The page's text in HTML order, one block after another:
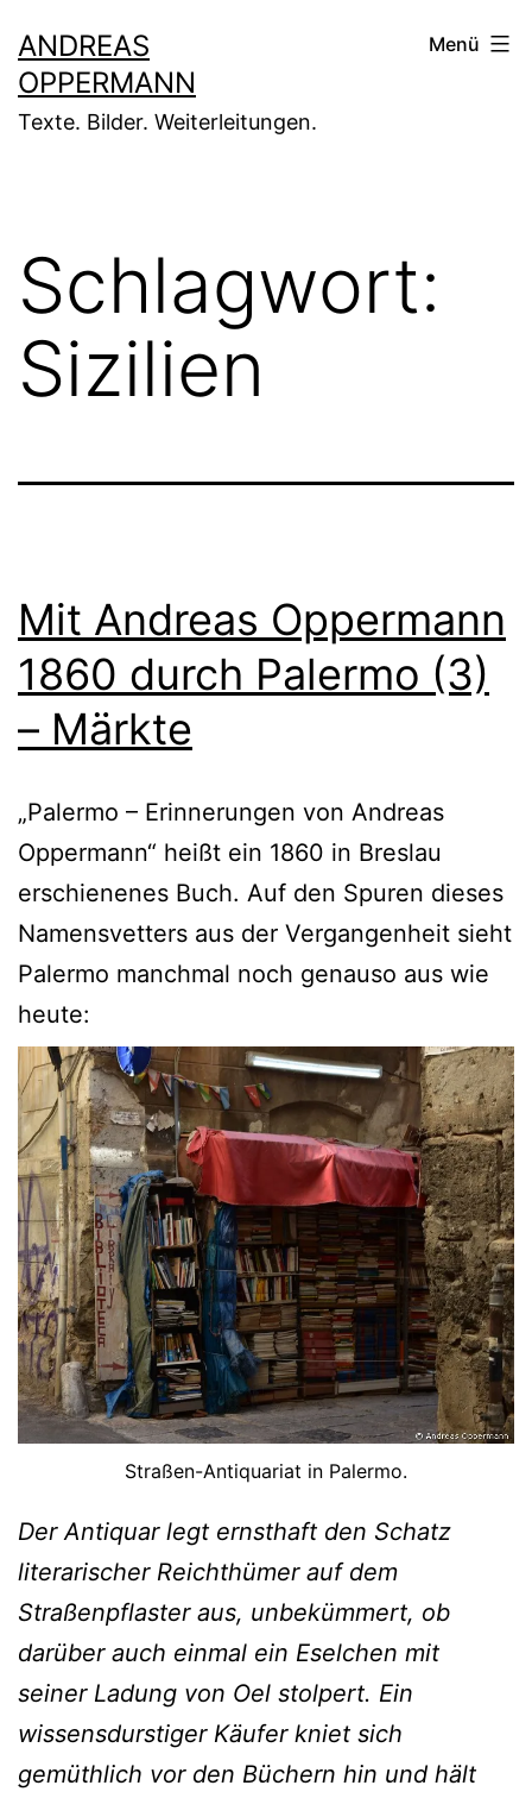
Inhalt
springen
ANDREAS
OPPERMANN
Texte. Bilder. Weiterleitungen.
Menü
Schlagwort:
Sizilien
Mit Andreas Oppermann
1860 durch Palermo (3)
– Märkte
„Palermo – Erinnerungen von Andreas
Oppermann“ heißt ein 1860 in Breslau
erschienenes Buch. Auf den Spuren dieses
Namensvetters aus der Vergangenheit sieht
Palermo manchmal noch genauso aus wie
heute:
Straßen-Antiquariat in Palermo.
Der Antiquar legt ernsthaft den Schatz
literarischer Reichthümer auf dem
Straßenpflaster aus, unbekümmert, ob
darüber auch einmal ein Eselchen mit
seiner Ladung von Oel stolpert. Ein
wissensdurstiger Käufer kniet sich
gemüthlich vor den Büchern hin und hält